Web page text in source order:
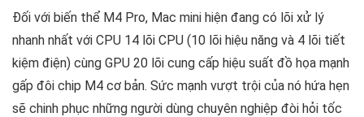
Đối với biến thể M4 Pro, Mac mini hiện đang có lõi xử lý
nhanh nhất với CPU 14 lõi CPU (10 lõi hiệu năng và 4 lõi tiết
kiệm điện) cùng GPU 20 lõi cung cấp hiệu suất đồ họa mạnh
gấp đôi chip M4 cơ bản. Sức mạnh vượt trội của nó hứa hẹn
sẽ chinh phục những người dùng chuyên nghiệp đòi hỏi tốc